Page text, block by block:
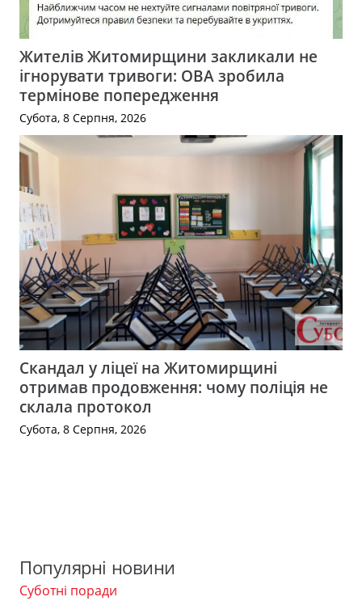
Жителів Житомирщини закликали не
ігнорувати тривоги: ОВА зробила
термінове попередження
Субота, 8 Серпня, 2026
Скандал у ліцеї на Житомирщині
отримав продовження: чому поліція не
склала протокол
Субота, 8 Серпня, 2026
Популярні новини
Суботні поради